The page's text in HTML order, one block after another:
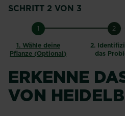
SCHRITT 2 VON 3
1
1. Wähle deine
Pflanze (Optional)
2
2.
das
ERKENNE
VON